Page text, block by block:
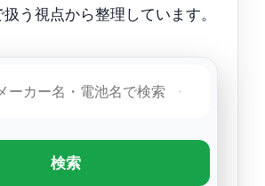
う視点から整理しています。
検索